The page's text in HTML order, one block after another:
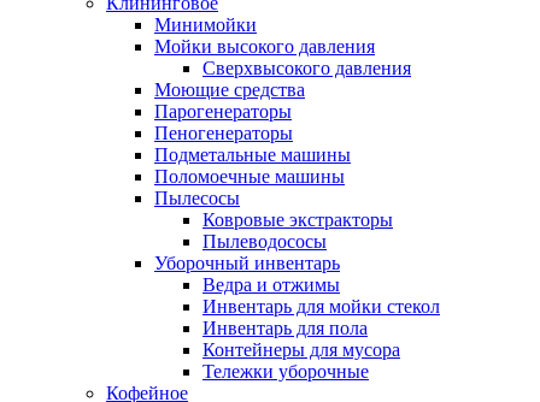
Минимойки
Мойки высокого давления
Сверхвысокого давления
Моющие средства
Парогенераторы
Пеногенераторы
Подметальные машины
Поломоечные машины
Пылесосы
Ковровые экстракторы
Пылеводососы
Уборочный инвентарь
Ведра и отжимы
Инвентарь для мойки стекол
Инвентарь для пола
Контейнеры для мусора
Тележки уборочные
Кофейное